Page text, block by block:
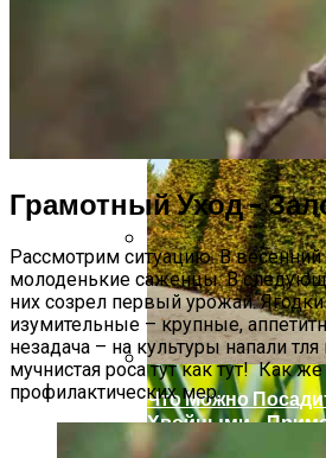
Как Сохранить
Надолго
Что Можно
Хвойными –
Сочетаний
Грамотный Уход –
Рассмотрим ситуацию. В
молоденькие саженцы. В
них созрел первый урожай.
изумительные – крупные,
незадача – на культуры напали
мучнистая роса тут как тут! Как
профилактических мер.